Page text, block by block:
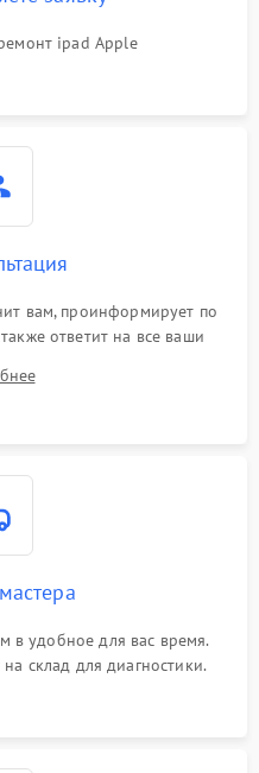
ipad Apple
вам, проинформирует по
ответит на все ваши
в удобное для вас время.
склад для диагностики.